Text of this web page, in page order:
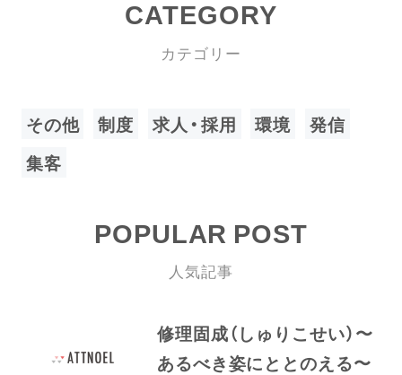
CATEGORY
カテゴリー
その他 制度 求人・採用 環境
発信
集客
POPULAR POST
人気記事
修理固成（しゅりこせい）〜
あるべき姿にととのえる〜